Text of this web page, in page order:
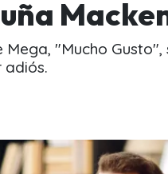
"Mucho Gusto",
adiós.